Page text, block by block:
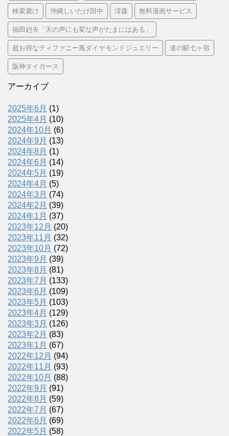
検索避け 沖縄しいたけ田中 澪森 無料漫画サービス
福田赳夫「天の声にも変な声がたまにはある」
超お得なティファニー風ダイヤモンドジュエリー 道の駅七ヶ宿
阪神タイガース
アーカイブ
2025年6月 (1)
2025年4月 (10)
2024年10月 (6)
2024年9月 (13)
2024年8月 (1)
2024年6月 (14)
2024年5月 (19)
2024年4月 (5)
2024年3月 (74)
2024年2月 (39)
2024年1月 (37)
2023年12月 (20)
2023年11月 (32)
2023年10月 (72)
2023年9月 (39)
2023年8月 (81)
2023年7月 (133)
2023年6月 (109)
2023年5月 (103)
2023年4月 (129)
2023年3月 (126)
2023年2月 (83)
2023年1月 (67)
2022年12月 (94)
2022年11月 (93)
2022年10月 (88)
2022年9月 (91)
2022年8月 (59)
2022年7月 (67)
2022年6月 (69)
2022年5月 (58)